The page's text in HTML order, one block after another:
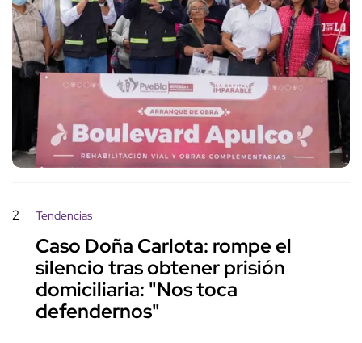
2 Tendencias
Caso Doña Carlota: rompe el
silencio tras obtener prisión
domiciliaria: "Nos toca
defendernos"